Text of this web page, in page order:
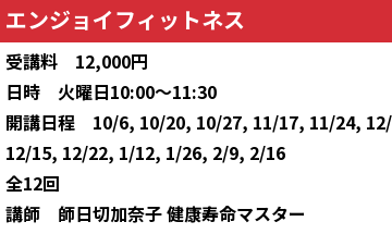
エンジョイフィットネス
受講料
12,000円
日時
火曜日10:00～11:30
開講日程
10/6, 10/20, 10/27, 11/17, 11/24,
12/15, 12/22, 1/12, 1/26, 2/9, 2/16
全12回
講師
師日切加奈子 健康寿命マスター